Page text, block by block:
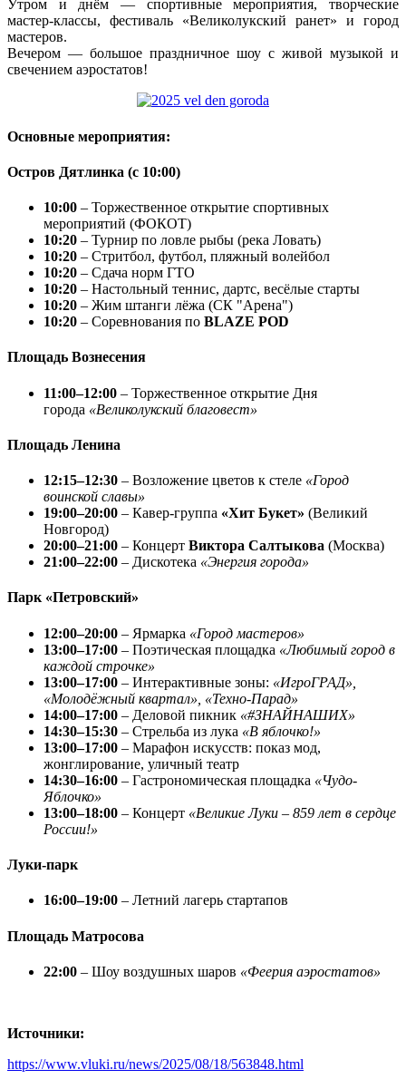
Утром и днём — спортивные мероприятия, творческие
мастер-классы, фестиваль «Великолукский ранет» и город
мастеров.
Вечером — большое праздничное шоу с живой музыкой и
свечением аэростатов!
Основные мероприятия:
Остров Дятлинка (с 10:00)
10:00 – Торжественное открытие спортивных
мероприятий (ФОКОТ)
10:20 – Турнир по ловле рыбы (река Ловать)
10:20 – Стритбол, футбол, пляжный волейбол
10:20 – Сдача норм ГТО
10:20 – Настольный теннис, дартс, весёлые старты
10:20 – Жим штанги лёжа (СК "Арена")
10:20 – Соревнования по BLAZE POD
Площадь Вознесения
11:00–12:00 – Торжественное открытие Дня
города «Великолукский благовест»
Площадь Ленина
12:15–12:30 – Возложение цветов к стеле «Город
воинской славы»
19:00–20:00 – Кавер-группа «Хит Букет» (Великий
Новгород)
20:00–21:00 – Концерт Виктора Салтыкова (Москва)
21:00–22:00 – Дискотека «Энергия города»
Парк «Петровский»
12:00–20:00 – Ярмарка «Город мастеров»
13:00–17:00 – Поэтическая площадка «Любимый город в
каждой строчке»
13:00–17:00 – Интерактивные зоны: «ИгроГРАД»,
«Молодёжный квартал», «Техно-Парад»
14:00–17:00 – Деловой пикник «#ЗНАЙНАШИХ»
14:30–15:30 – Стрельба из лука «В яблочко!»
13:00–17:00 – Марафон искусств: показ мод,
жонглирование, уличный театр
14:30–16:00 – Гастрономическая площадка «Чудо-
Яблочко»
13:00–18:00 – Концерт «Великие Луки – 859 лет в сердце
России!»
Луки-парк
16:00–19:00 – Летний лагерь стартапов
Площадь Матросова
22:00 – Шоу воздушных шаров «Феерия аэростатов»
Источники:
https://www.vluki.ru/news/2025/08/18/563848.html